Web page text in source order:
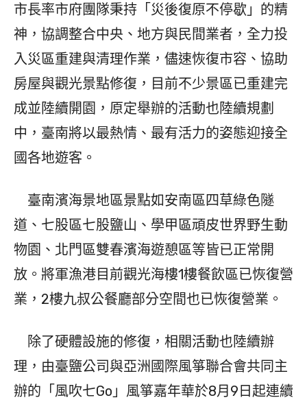
市長率市府團隊秉持「災後復原不停歇」的精
神，協調整合中央、地方與民間業者，全力投
入災區重建與清理作業，儘速恢復市容、協助
房屋與觀光景點修復，目前不少景區已重建完
成並陸續開園，原定舉辦的活動也陸續規劃
中，臺南將以最熱情、最有活力的姿態迎接全
國各地遊客。
臺南濱海景地區景點如安南區四草綠色隧
道、七股區七股鹽山、學甲區頑皮世界野生動
物園、北門區雙春濱海遊憩區等皆已正常開
放。將軍漁港目前觀光海樓1樓餐飲區已恢復營
業，2樓九叔公餐廳部分空間也已恢復營業。
除了硬體設施的修復，相關活動也陸續辦
理，由臺鹽公司與亞洲國際風箏聯合會共同主
辦的「風吹七Go」風箏嘉年華於8月9日起連續